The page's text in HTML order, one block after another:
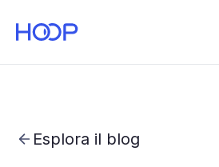
Esplora il blog